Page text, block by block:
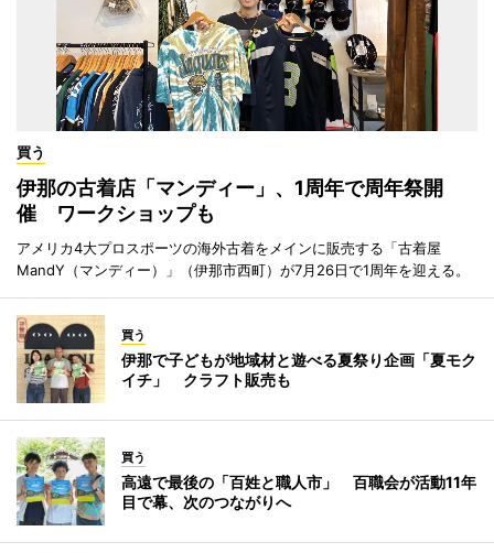
買う
伊那の古着店「マンディー」、1周年で周年祭開
催 ワークショップも
アメリカ4大プロスポーツの海外古着をメインに販売する「古着屋
MandY（マンディー）」（伊那市西町）が7月26日で1周年を迎える。
買う
伊那で子どもが地域材と遊べる夏祭り企画「夏モク
イチ」 クラフト販売も
買う
高遠で最後の「百姓と職人市」 百職会が活動11年
目で幕、次のつながりへ